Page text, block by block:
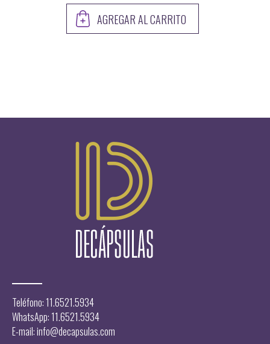
AGREGAR AL CARRITO
Teléfono: 11.6521.5934
WhatsApp: 11.6521.5934
E-mail:info@decapsulas.com